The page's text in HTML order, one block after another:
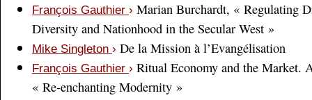
François Gauthier › Marian Burchardt, « Regulating
Diversity and Nationhood in the Secular West »
Mike Singleton › De la Mission à l’Evangélisation
François Gauthier › Ritual Economy and the Market.
« Re-enchanting Modernity »